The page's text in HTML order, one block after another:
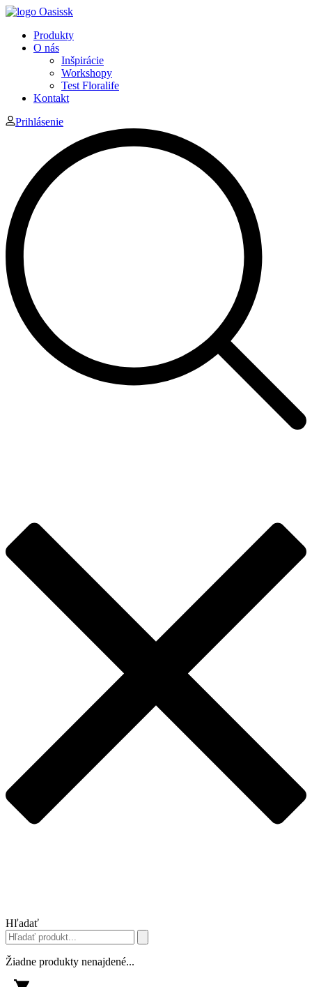
Produkty
O nás
Inšpirácie
Workshopy
Test Floralife
Kontakt
Prihlásenie
Hľadať
Žiadne produkty nenajdené...